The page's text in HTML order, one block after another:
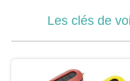
Les clés de